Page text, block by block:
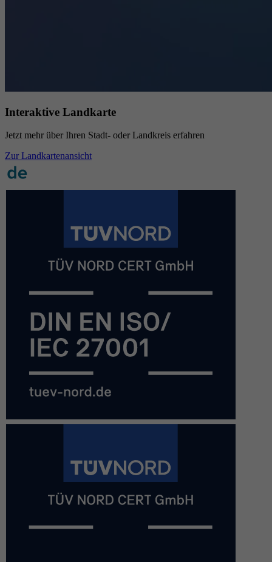
Interaktive Landkarte
Jetzt mehr über Ihren Stadt- oder Landkreis erfahren
Zur Landkartenansicht